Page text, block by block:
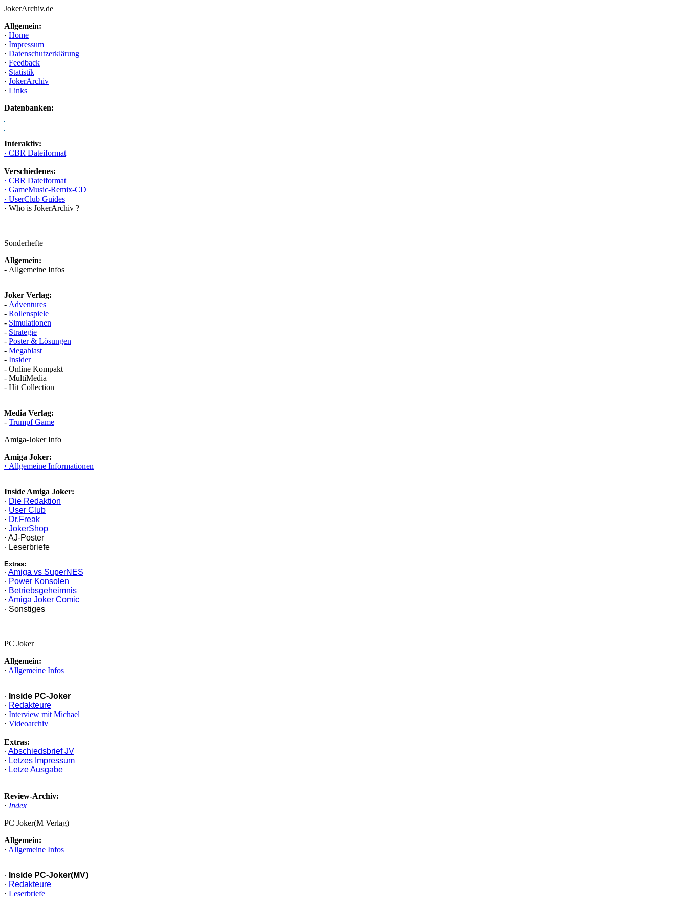
JokerArchiv.de
Allgemein:
· Home
· Impressum
· Datenschutzerklärung
· Feedback
· Statistik
· JokerArchiv
· Links
Datenbanken:
Interaktiv:
· CBR Dateiformat
Verschiedenes:
· CBR Dateiformat
· GameMusic-Remix-CD
· UserClub Guides
· Who is JokerArchiv ?
Sonderhefte
Allgemein:
- Allgemeine Infos
Joker Verlag:
- Adventures
- Rollenspiele
- Simulationen
- Strategie
- Poster & Lösungen
- Megablast
- Insider
- Online Kompakt
- MultiMedia
- Hit Collection
Media Verlag:
- Trumpf Game
Amiga-Joker Info
Amiga Joker:
· Allgemeine Informationen
Inside Amiga Joker:
· Die Redaktion
· User Club
· Dr.Freak
· JokerShop
· AJ-Poster
· Leserbriefe
Extras:
· Amiga vs SuperNES
· Power Konsolen
· Betriebsgeheimnis
· Amiga Joker Comic
· Sonstiges
PC Joker
Allgemein:
· Allgemeine Infos
· Inside PC-Joker
· Redakteure
· Interview mit Michael
· Videoarchiv
Extras:
· Abschiedsbrief JV
· Letzes Impressum
· Letze Ausgabe
Review-Archiv:
· Index
PC Joker(M Verlag)
Allgemein:
· Allgemeine Infos
· Inside PC-Joker(MV)
· Redakteure
· Leserbriefe